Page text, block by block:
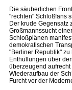
Die säuberlichen
"rechten" Schloßfans
Der krude Gegensatz
Großmannssucht
Schloßplänen
demokratischen
"Berliner Republik"
Enthüllungen über
überzeugend aufrecht
Wiederaufbau der
Furcht vor der